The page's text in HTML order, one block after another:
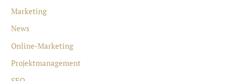
Marketing
News
Online-Marketing
Projektmanagement